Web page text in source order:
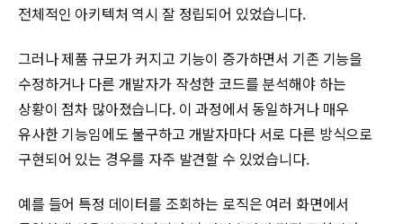
전체적인 아키텍처 역시 잘 정립되어 있었습니다.
그러나 제품 규모가 커지고 기능이 증가하면서 기존 기능을
수정하거나 다른 개발자가 작성한 코드를 분석해야 하는
상황이 점차 많아졌습니다. 이 과정에서 동일하거나 매우
유사한 기능임에도 불구하고 개발자마다 서로 다른 방식으로
구현되어 있는 경우를 자주 발견할 수 있었습니다.
예를 들어 특정 데이터를 조회하는 로직은 여러 화면에서